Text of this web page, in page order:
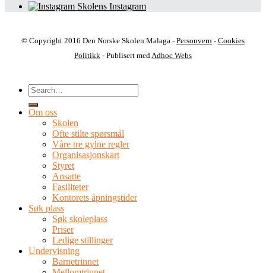
Skolens Instagram
© Copyright 2016 Den Norske Skolen Malaga - Personvern - Cookies
Politikk - Publisert med Adhoc Webs
Om oss
Skolen
Ofte stilte spørsmål
Våre tre gylne regler
Organisasjonskart
Styret
Ansatte
Fasiliteter
Kontorets åpningstider
Søk plass
Søk skoleplass
Priser
Ledige stillinger
Undervisning
Barnetrinnet